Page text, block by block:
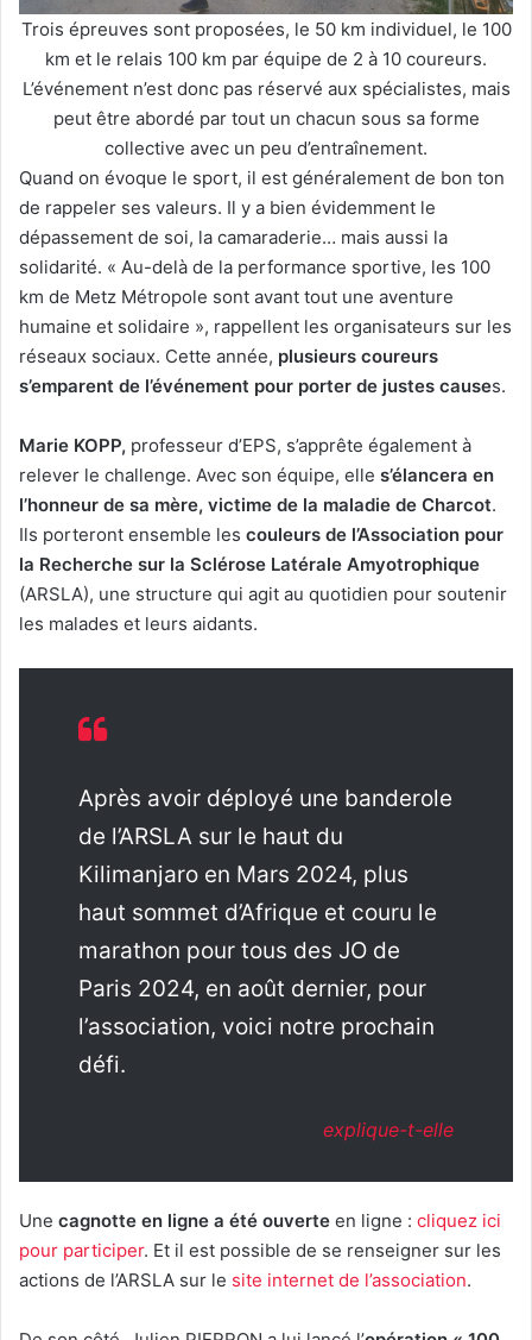
Trois épreuves sont proposées, le 50 km individuel, le 100
km et le relais 100 km par équipe de 2 à 10 coureurs.
L’événement n’est donc pas réservé aux spécialistes, mais
peut être abordé par tout un chacun sous sa forme
collective avec un peu d’entraînement.
Quand on évoque le sport, il est généralement de bon ton
de rappeler ses valeurs. Il y a bien évidemment le
dépassement de soi, la camaraderie… mais aussi la
solidarité. « Au-delà de la performance sportive, les 100
km de Metz Métropole sont avant tout une aventure
humaine et solidaire », rappellent les organisateurs sur les
réseaux sociaux. Cette année, plusieurs coureurs
s’emparent de l’événement pour porter de justes causes.
Marie KOPP, professeur d’EPS, s’apprête également à
relever le challenge. Avec son équipe, elle s’élancera en
l’honneur de sa mère, victime de la maladie de Charcot.
Ils porteront ensemble les couleurs de l’Association pour
la Recherche sur la Sclérose Latérale Amyotrophique
(ARSLA), une structure qui agit au quotidien pour soutenir
les malades et leurs aidants.
Après avoir déployé une banderole
de l’ARSLA sur le haut du
Kilimanjaro en Mars 2024, plus
haut sommet d’Afrique et couru le
marathon pour tous des JO de
Paris 2024, en août dernier, pour
l’association, voici notre prochain
défi.
explique-t-elle
Une cagnotte en ligne a été ouverte en ligne : cliquez ici
pour participer. Et il est possible de se renseigner sur les
actions de l’ARSLA sur le site internet de l’association.